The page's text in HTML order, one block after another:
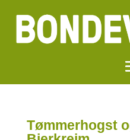
Tømmerhogst